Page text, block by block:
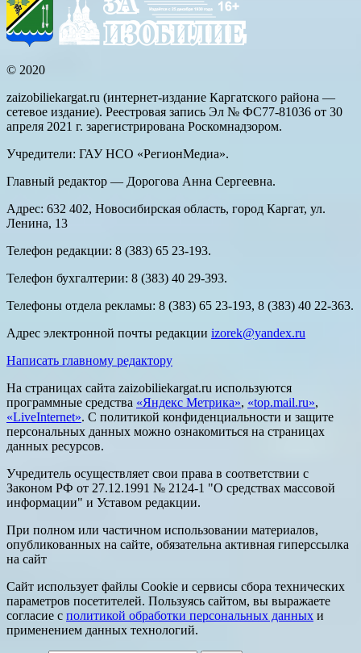
© 2020
zaizobiliekargat.ru (интернет-издание Каргатского района —
сетевое издание). Реестровая запись Эл № ФС77-81036 от 30
апреля 2021 г. зарегистрирована Роскомнадзором.
Учредители: ГАУ НСО «РегионМедиа».
Главный редактор — Дорогова Анна Сергеевна.
Адрес: 632 402, Новосибирская область, город Каргат, ул.
Ленина, 13
Телефон редакции: 8 (383) 65 23-193.
Телефон бухгалтерии: 8 (383) 40 29-393.
Телефоны отдела рекламы: 8 (383) 65 23-193, 8 (383) 40 22-363.
Адрес электронной почты редакции izorek@yandex.ru
Написать главному редактору
На страницах сайта zaizobiliekargat.ru используются
программные средства «Яндекс Метрика», «top.mail.ru»,
«LiveInternet». С политикой конфиденциальности и защите
персональных данных можно ознакомиться на страницах
данных ресурсов.
Учредитель осуществляет свои права в соответствии с
Законом РФ от 27.12.1991 № 2124-1 "О средствах массовой
информации" и Уставом редакции.
При полном или частичном использовании материалов,
опубликованных на сайте, обязательна активная гиперссылка
на сайт
Сайт использует файлы Cookie и сервисы сбора технических
параметров посетителей. Пользуясь сайтом, вы выражаете
согласие с политикой обработки персональных данных и
применением данных технологий.